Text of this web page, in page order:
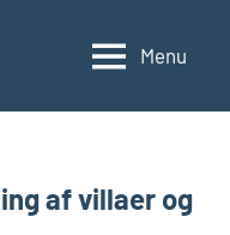
Menu
af villaer og